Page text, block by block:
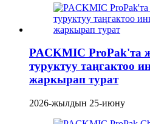
PACKMIC ProPak'та
туруктуу таңгактоо
жаркырап турат
2026-жылдын 25-июну